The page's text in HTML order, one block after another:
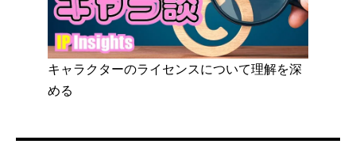
キャラクターのライセンスについて理解を深
める